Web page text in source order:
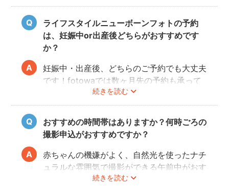
も、基本的にフォトグラファーからのご用意
はございません。おくるみや小物を使用する
撮影をご希望の場合は、ニューボーンフォト
ジャンルのご予約をお願いします。
ライフスタイルニューボーンフォトの予約
は、妊娠中or出産後どちらがおすすめです
か？
続きを読む
妊娠中・出産後、どちらのご予約でも大丈夫
です！fotowaでは数ヶ月先の予約も承って
いるので、妊娠中にフォトグラファーを決め
て、撮影のご予約をするのがおすすめです。
（産後は赤ちゃんのお世話や、ご自身の体調
により、検討する時間を確保することが難し
い場合が多いです。）
おすすめの時間帯はありますか？何時ごろの
撮影申込がおすすめですか？
続きを読む
赤ちゃんの機嫌がよく、自然光を使ったナチ
ュラルな雰囲気で撮影ができる午前中がおす